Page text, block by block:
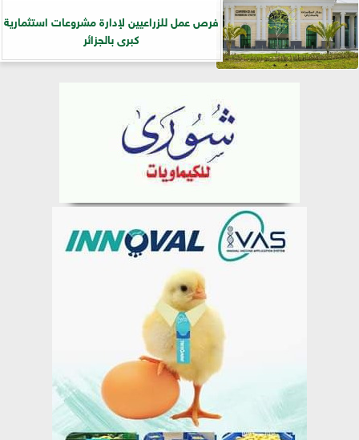
فرص عمل للزراعيين لإدارة مشروعات استثمارية
كبرى بالجزائر